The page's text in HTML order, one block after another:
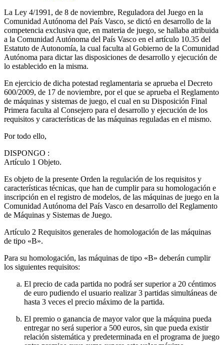
La Ley 4/1991, de 8 de noviembre, Reguladora del Juego en la
Comunidad Autónoma del País Vasco, se dictó en desarrollo de la
competencia exclusiva que, en materia de juego, se hallaba atribuida
a la Comunidad Autónoma del País Vasco en el artículo 10.35 del
Estatuto de Autonomía, la cual faculta al Gobierno de la Comunidad
Autónoma para dictar las disposiciones de desarrollo y ejecución de
lo establecido en la misma.
En ejercicio de dicha potestad reglamentaria se aprueba el Decreto
600/2009, de 17 de noviembre, por el que se aprueba el Reglamento
de máquinas y sistemas de juego, el cual en su Disposición Final
Primera faculta al Consejero para el desarrollo y ejecución de los
requisitos y características de las máquinas reguladas en el mismo.
Por todo ello,
DISPONGO :
Artículo 1 Objeto.
Es objeto de la presente Orden la regulación de los requisitos y
características técnicas, que han de cumplir para su homologación e
inscripción en el registro de modelos, de las máquinas de juego en la
Comunidad Autónoma del País Vasco en desarrollo del Reglamento
de Máquinas y Sistemas de Juego.
Artículo 2 Requisitos generales de homologación de las máquinas
de tipo «B».
Para su homologación, las máquinas de tipo «B» deberán cumplir
los siguientes requisitos:
El precio de cada partida no podrá ser superior a 20 céntimos
de euro pudiendo el usuario realizar 3 partidas simultáneas de
hasta 3 veces el precio máximo de la partida.
El premio o ganancia de mayor valor que la máquina pueda
entregar no será superior a 500 euros, sin que pueda existir
relación sistemática y predeterminada en el programa de juego